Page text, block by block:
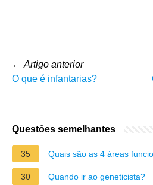
← Artigo anterior
O que é infantarias?
Questões semelhantes
35 Quais são as 4 áreas
30 Quando ir ao geneticista?